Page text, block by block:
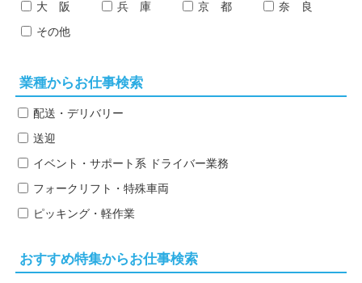
大 阪 兵 庫 京 都 奈 良
その他
業種からお仕事検索
配送・デリバリー
送迎
イベント・サポート系 ドライバー業務
フォークリフト・特殊車両
ピッキング・軽作業
おすすめ特集からお仕事検索